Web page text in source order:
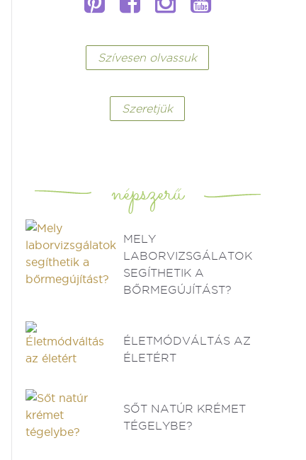
Szívesen olvassuk
Szeretjük
népszerű
MELY
LABORVIZSGÁLATOK
SEGÍTHETIK A
BŐRMEGÚJÍTÁST?
ÉLETMÓDVÁLTÁS AZ
ÉLETÉRT
SŐT NATÚR KRÉMET
TÉGELYBE?